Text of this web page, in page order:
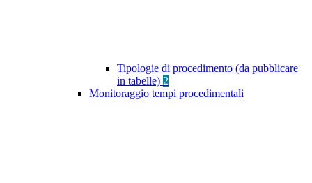
Tipologie di procedimento (da pubblicare
in tabelle) 2
Monitoraggio tempi procedimentali